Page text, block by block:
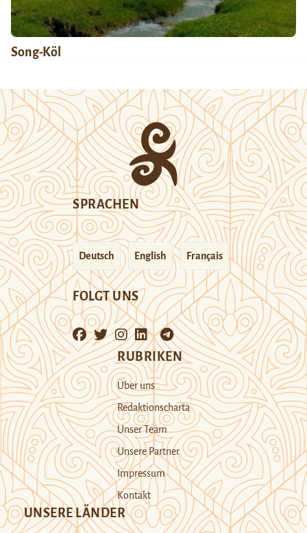
Song-Köl
SPRACHEN
Deutsch English Français
FOLGT UNS
RUBRIKEN
Über uns
Redaktionscharta
Unser Team
Unsere Partner
Impressum
Kontakt
UNSERE LÄNDER